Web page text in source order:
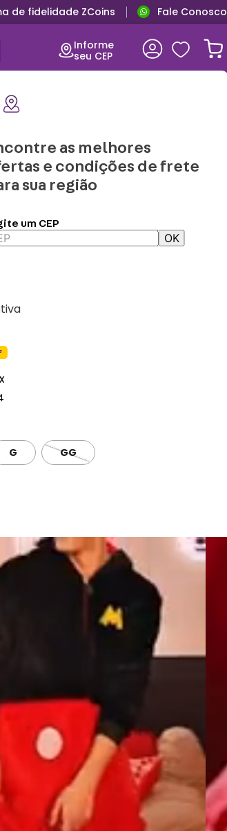
de fidelidade ZCoins Fale Conosco
Informe
seu CEP
as melhores
e condições de frete
sua região
um CEP
OK
o cupom no carrinho e
na 1a compra.
Copiar
LOGO
G GG